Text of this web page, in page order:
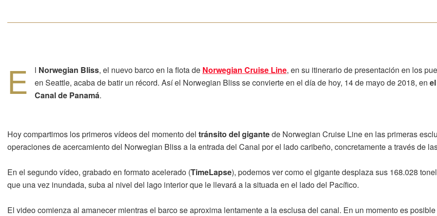
E l Norwegian Bliss, el nuevo barco en la flota de Norwegian Cruise Line, en su itinerario de presentación en los
en Seattle, acaba de batir un récord. Así el Norwegian Bliss se convierte en el día de hoy, 14 de mayo de 2018, en
Canal de Panamá.
Hoy compartimos los primeros vídeos del momento del tránsito del gigantede Norwegian Cruise Line en las primeras
operaciones de acercamiento del Norwegian Bliss a la entrada del Canal por el lado caribeño, concretamente a través de
En el segundo vídeo, grabado en formato acelerado (TimeLapse), podemos ver como el gigante desplaza sus 168.028
que una vez inundada, suba al nivel del lago interior que le llevará a la situada en el lado del Pacífico.
El video comienza al amanecer mientras el barco se aproxima lentamente a la esclusa del canal. En un momento es